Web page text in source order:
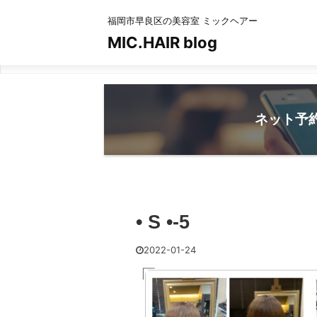
福岡市早良区の美容室 ミックヘアー
MIC.HAIR blog
ネット予
• S •-5
2022-01-24